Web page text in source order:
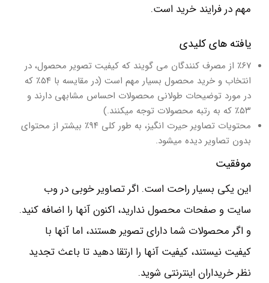
مهم در فرایند خرید است.
یافته های کلیدی
٪۶۷ از مصرف کنندگان می گویند که کیفیت تصویر محصول، در
انتخاب و خرید محصول بسیار مهم است (در مقایسه با ۵۴٪ که
در مورد توضیحات طولانی محصولات احساس مشابهی دارند و
۵۳٪ که به رتبه محصولات توجه میکنند.)
محتویات تصاویر حیرت انگیز، به طور کلی ۹۴٪ بیشتر از محتوای
بدون تصاویر دیده میشود.
موفقیت
این یکی بسیار راحت است. اگر تصاویر خوبی در وب
سایت و صفحات محصول ندارید، اکنون آنها را اضافه کنید.
و اگر محصولات شما دارای تصویر هستند، اما آنها با
کیفیت نیستند، کیفیت آنها را ارتقا دهید تا باعث تجدید
نظر خریداران اینترنتی شوید.